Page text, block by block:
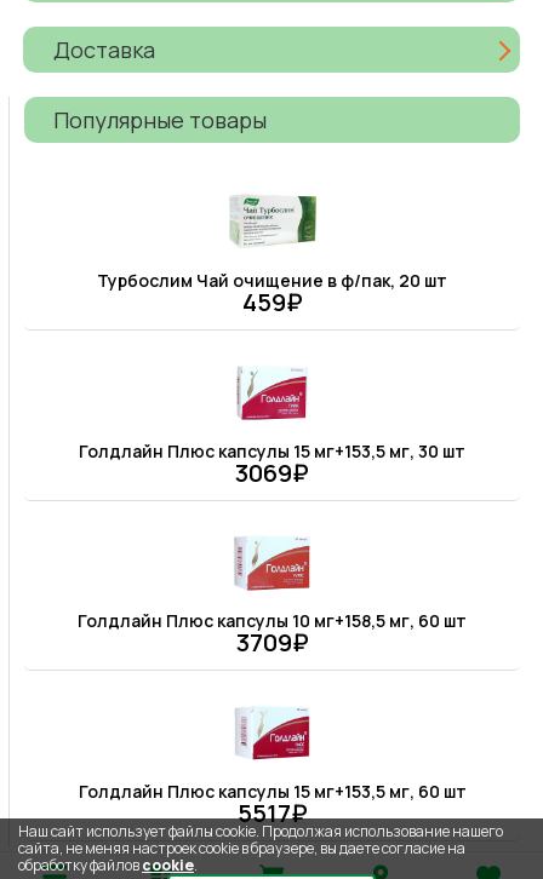
Доставка
Популярные товары
Турбослим Чай очищение в ф/пак, 20 шт
459₽
Голдлайн Плюс капсулы 15 мг+153,5 мг, 30 шт
3069₽
Голдлайн Плюс капсулы 10 мг+158,5 мг, 60 шт
3709₽
Голдлайн Плюс капсулы 15 мг+153,5 мг, 60 шт
5517₽
Наш сайт использует файлы cookie. Продолжая использование нашего
сайта, не меняя настроек cookie в браузере, вы даете согласие на
обработку файловcookie.